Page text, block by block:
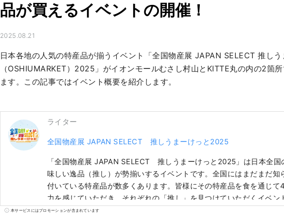
品が買えるイベントの開催！
2025.08.21
日本各地の人気の特産品が揃うイベント「全国物産展 JAPAN SELECT 推し
（OSHIUMARKET）2025」がイオンモールむさし村山とKITTE丸の内の2箇
ます。この記事ではイベント概要を紹介します。
ライター
全国物産展 JAPAN SELECT 推しうまーけっと2025
「全国物産展 JAPAN SELECT 推しうまーけっと2025」は日本全国
味しい逸品（推し）が勢揃いするイベントです。全国にはまだまだ知
付いている特産品が数多くあります。皆様にその特産品を食を通じて
力を感じていただき、それぞれの「推し」を見つけていただくイベン
本サービスにはプロモーションが含まれています